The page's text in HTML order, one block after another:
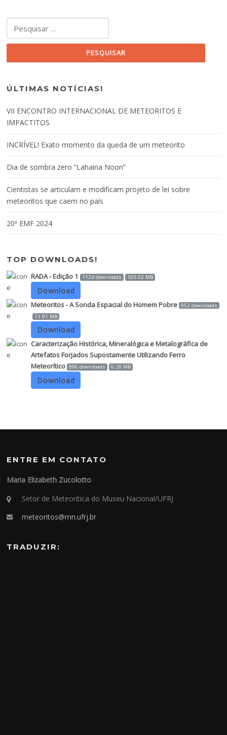
ÚLTIMAS NOTÍCIAS!
VII ENCONTRO INTERNACIONAL DE METEORITOS E
IMPACTITOS
INCRÍVEL! Exato momento da queda de um meteorito
Dia de sombra zero “Lahaina Noon”
Cientistas se articulam e modificam projeto de lei sobre
meteoritos que caem no país
20ª EMF 2024
TOP DOWNLOADS!
RADA - Edição 1 1124 downloads 103.02 MB
Download
Meteoritos - A Sonda Espacial do Homem Pobre 952 downloads
11.91 MB
Download
Caracterização Histórica, Mineralógica e Metalográfica de
Artefatos Forjados Supostamente Utilizando Ferro
Meteorítico 896 downloads 6.28 MB
Download
ENTRE EM CONTATO
Maria Elizabeth Zucolotto
Setor de Meteorítica do Museu Nacional/UFRJ
meteoritos@mn.ufrj.br
TRADUZIR: